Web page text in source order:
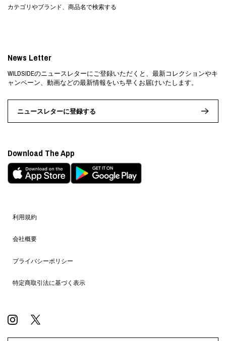
カテゴリやブランド、商品名で検索する
利用規約
会社概要
プライバシーポリシー
特定商取引法に基づく表示
News Letter
WILDSIDEのニュースレターにご登録いただくと、最新コレクションやキ
ャンペーン、動画などの最新情報をいち早くお届けいたします。
ニュースレターに登録する
Download The App